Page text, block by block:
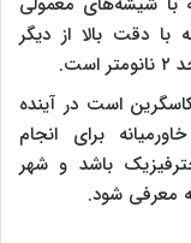
با دقت بالا از دیگر
است در آینده
برای انجام
باشد و شهر
معرفی شود.